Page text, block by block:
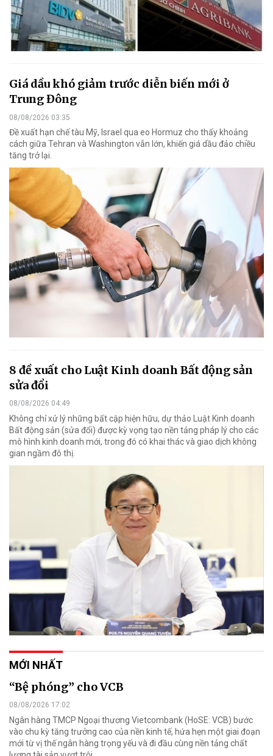
Giá dầu khó giảm trước diễn biến mới ở
Trung Đông
08/08/2026 03:35
Đề xuất hạn chế tàu Mỹ, Israel qua eo Hormuz cho thấy khoảng
cách giữa Tehran và Washington vẫn lớn, khiến giá dầu đảo chiều
tăng trở lại.
8 đề xuất cho Luật Kinh doanh Bất động sản
sửa đổi
08/08/2026 04:49
Không chỉ xử lý những bất cập hiện hữu, dự thảo Luật Kinh doanh
Bất động sản (sửa đổi) được kỳ vọng tạo nền tảng pháp lý cho các
mô hình kinh doanh mới, trong đó có khai thác và giao dịch không
gian ngầm đô thị.
MỚI NHẤT
“Bệ phóng” cho VCB
08/08/2026 17:02
Ngân hàng TMCP Ngoại thương Vietcombank (HoSE: VCB) bước
vào chu kỳ tăng trưởng cao của nền kinh tế, hứa hẹn một giai đoạn
mới từ vị thế ngân hàng trọng yếu và đi đầu cùng nền tảng chất